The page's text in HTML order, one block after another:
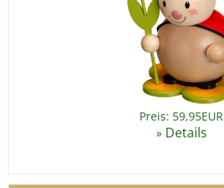
Preis: 59,95EUR
» Details